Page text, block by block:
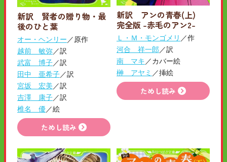
新訳 賢者の贈り物・最
後のひと葉
オー・ヘンリー ／原作
越前 敏弥／訳
武富 博子／訳
田中 亜希子／訳
宮坂 宏美 ／訳
吉澤 康子／訳
椎名 優／絵
ためし読み
新訳 アンの青春(上)
完全版 -赤毛のアン2-
Ｌ・Ｍ・モンゴメリ ／作
河合 祥一郎 ／訳
南 マキ ／カバー絵
榊 アヤミ ／挿絵
ためし読み